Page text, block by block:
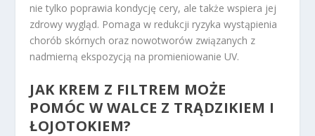
nie tylko poprawia kondycję cery, ale także wspiera jej
zdrowy wygląd. Pomaga w redukcji ryzyka wystąpienia
chorób skórnych oraz nowotworów związanych z
nadmierną ekspozycją na promieniowanie UV.
JAK KREM Z FILTREM MOŻE
POMÓC W WALCE Z TRĄDZIKIEM I
ŁOJOTOKIEM?